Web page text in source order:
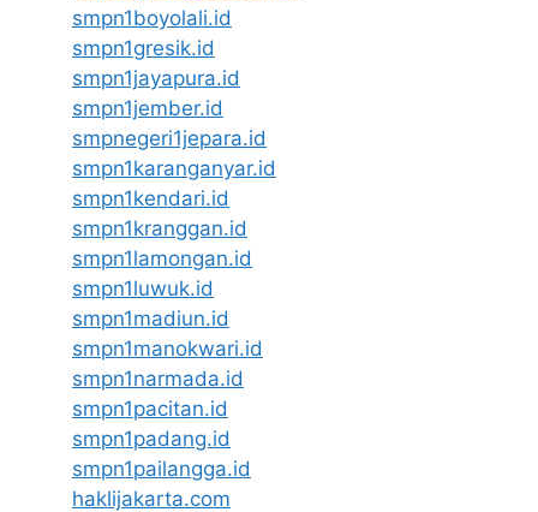
smpn1boyolali.id
smpn1gresik.id
smpn1jayapura.id
smpn1jember.id
smpnegeri1jepara.id
smpn1karanganyar.id
smpn1kendari.id
smpn1kranggan.id
smpn1lamongan.id
smpn1luwuk.id
smpn1madiun.id
smpn1manokwari.id
smpn1narmada.id
smpn1pacitan.id
smpn1padang.id
smpn1pailangga.id
haklijakarta.com